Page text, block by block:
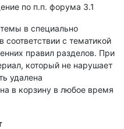
по п.п. форума 3.1
в специально
соответствии с тематикой
правил разделов. При
который не нарушает
удалена
в корзину в любое время